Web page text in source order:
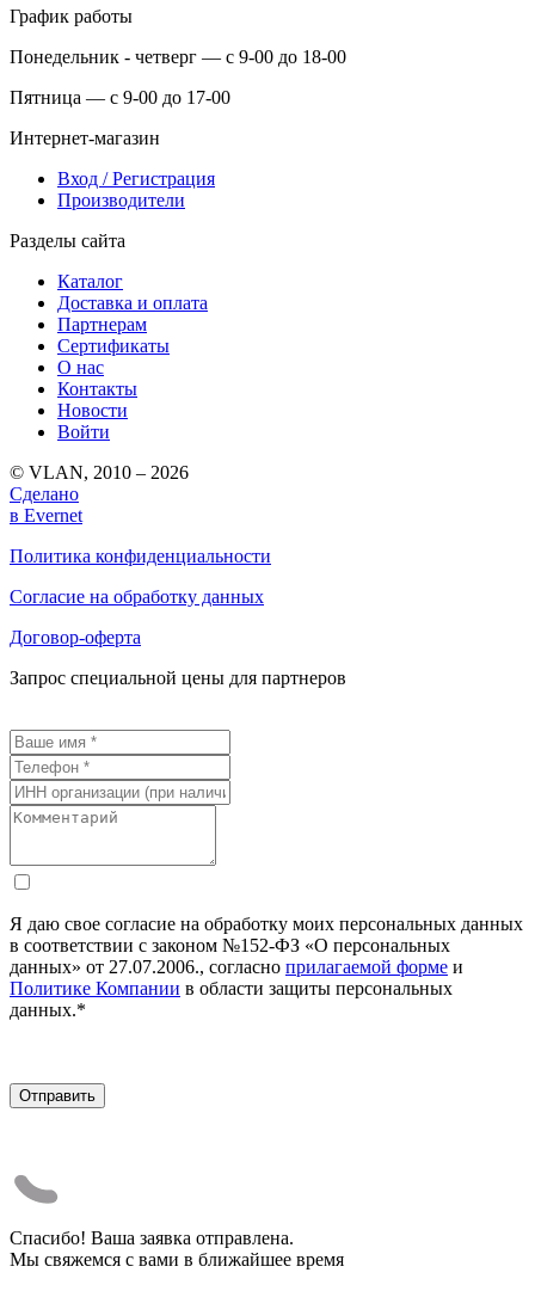
График работы
Понедельник - четверг — с 9-00 до 18-00
Пятница — с 9-00 до 17-00
Интернет-магазин
Вход / Регистрация
Производители
Разделы сайта
Каталог
Доставка и оплата
Партнерам
Сертификаты
О нас
Контакты
Новости
Войти
© VLAN, 2010 – 2026
Сделано
в Evernet
Политика конфиденциальности
Согласие на обработку данных
Договор-оферта
Запрос специальной цены для партнеров
Я даю свое согласие на обработку моих персональных данных
в соответствии с законом №152-ФЗ «О персональных
данных» от 27.07.2006., согласно прилагаемой форме и
Политике Компании в области защиты персональных
данных.*
Спасибо! Ваша заявка отправлена.
Мы свяжемся с вами в ближайшее время